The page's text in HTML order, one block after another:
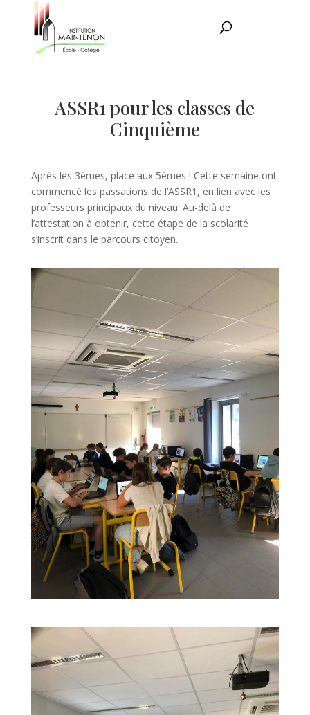
ASSR1 pour les classes de
Cinquième
Après les 3èmes, place aux 5èmes ! Cette semaine ont
commencé les passations de l’ASSR1, en lien avec les
professeurs principaux du niveau. Au-delà de
l’attestation à obtenir, cette étape de la scolarité
s’inscrit dans le parcours citoyen.